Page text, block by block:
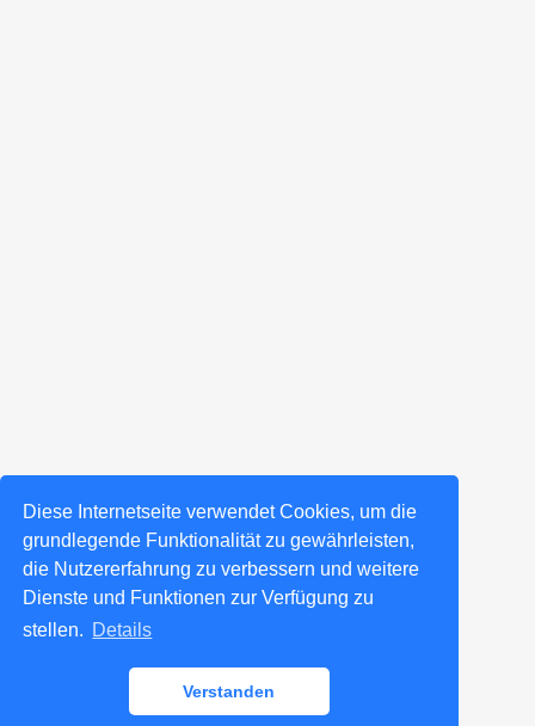
Diese Internetseite verwendet Cookies, um die
grundlegende Funktionalität zu gewährleisten,
die Nutzererfahrung zu verbessern und weitere
Dienste und Funktionen zur Verfügung zu
stellen. Details
Verstanden